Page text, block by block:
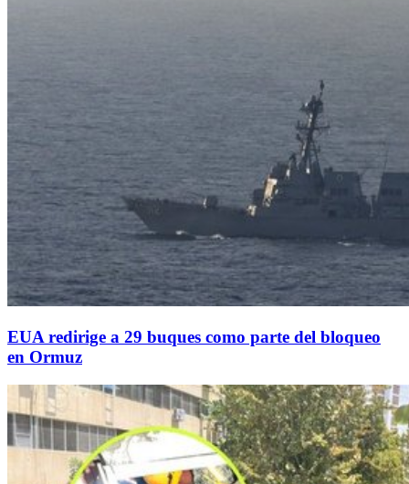
EUA redirige a 29 buques como parte del bloqueo
en Ormuz